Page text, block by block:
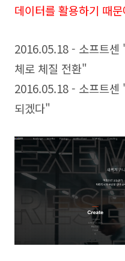
데이터를 활용하기 때
2016.05.18 - 소프트센
체로 체질 전환"
2016.05.18 - 소프트센
되겠다"